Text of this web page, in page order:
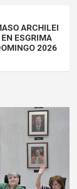
ARCHILEI
ESGRIMA
2026